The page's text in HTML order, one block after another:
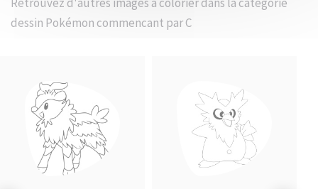
dessin Pokémon commencant par C